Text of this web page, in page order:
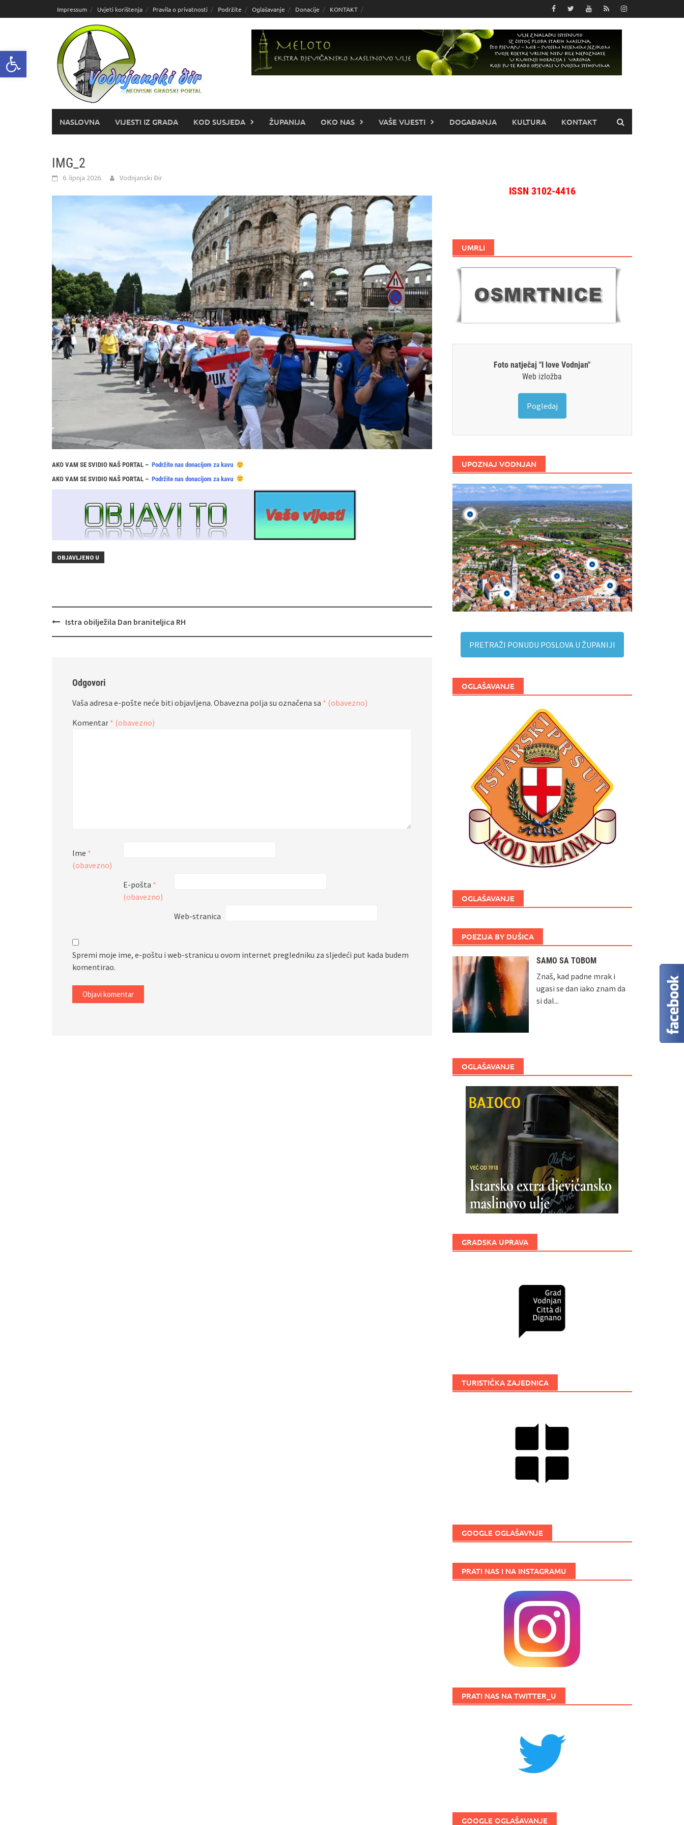
Open toolbar
do
Impressum Uvjeti korištenja Pravila o privatnosti Podržite Oglašavanje Donacije KONTAKT
NASLOVNA VIJESTI IZ GRADA KOD SUSJEDA ŽUPANIJA OKO NAS VAŠE VIJESTI DOGAĐANJA KULTURA KONTAKT
IMG_2
6. lipnja 2026. Vodnjanski Đir
AKO VAM SE SVIDIO NAŠ PORTAL – Podržite nas donacijom za kavu
AKO VAM SE SVIDIO NAŠ PORTAL – Podržite nas donacijom za kavu
OBJAVLJENO U
Navigacija
Istra obilježila Dan braniteljica RH
Odgovori
Vaša adresa e-pošte neće biti objavljena. Obavezna polja su označena sa * (obavezno)
Komentar * (obavezno)
Ime *
(obavezno)
E-pošta *
(obavezno)
Web-stranica
Spremi moje ime, e-poštu i web-stranicu u ovom internet pregledniku za sljedeći put kada budem
komentirao.
ISSN 3102-4416
UMRLI
Foto natječaj "I love Vodnjan"
Web izložba
Pogledaj
UPOZNAJ VODNJAN
PRETRAŽI PONUDU POSLOVA U ŽUPANIJI
OGLAŠAVANJE
OGLAŠAVANJE
POEZIJA BY DUŠICA
SAMO SA TOBOM
Znaš, kad padne mrak i
ugasi se dan iako znam da
si dal...
OGLAŠAVANJE
GRADSKA UPRAVA
TURISTIČKA ZAJEDNICA
GOOGLE OGLAŠAVNJE
PRATI NAS I NA INSTAGRAMU
PRATI NAS NA TWITTER_U
GOOGLE OGLAŠAVANJE